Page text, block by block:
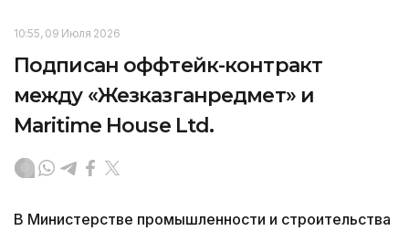
10:55, 09 Июля 2026
Подписан оффтейк-контракт
между «Жезказганредмет» и
Maritime House Ltd.
В Министерстве промышленности и строительства